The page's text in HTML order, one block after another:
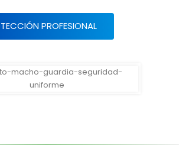
PROFESIONAL